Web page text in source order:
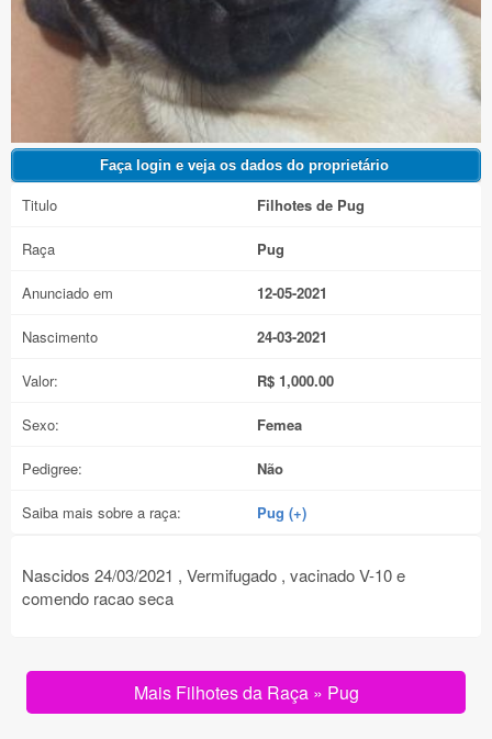
Titulo Filhotes de Pug
Raça Pug
Anunciado em 12-05-2021
Nascimento 24-03-2021
Valor: R$ 1,000.00
Sexo: Femea
Pedigree: Não
Saiba mais sobre a raça: Pug (+)
Nascidos 24/03/2021 , Vermifugado , vacinado V-10 e
comendo racao seca
Mais Filhotes da Raça » Pug